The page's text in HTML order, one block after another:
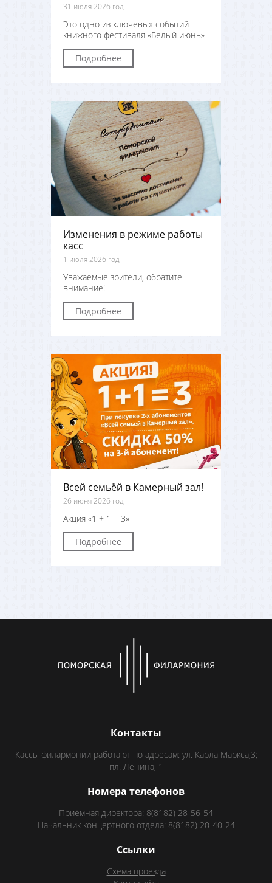
31 июля 2026 год
Это одно из ключевых событий
книжного фестиваля «Белый июнь»
Подробнее
Изменения в режиме работы
касс
1 июля 2026 год
Уважаемые зрители, обратите
внимание!
Подробнее
Всей семьёй в Камерный зал!
26 июня 2026 год
Акция «1 + 1 = 3»
Подробнее
Контакты
Кассы филармонии работают по адресам: ул. Карла Маркса,3;
пл. Ленина, 1
Номера телефонов
Приёмная директора: 8(8182) 28-56-54
Начальник концертного отдела: 8(8182) 20-40-24
Ссылки
Схема проезда